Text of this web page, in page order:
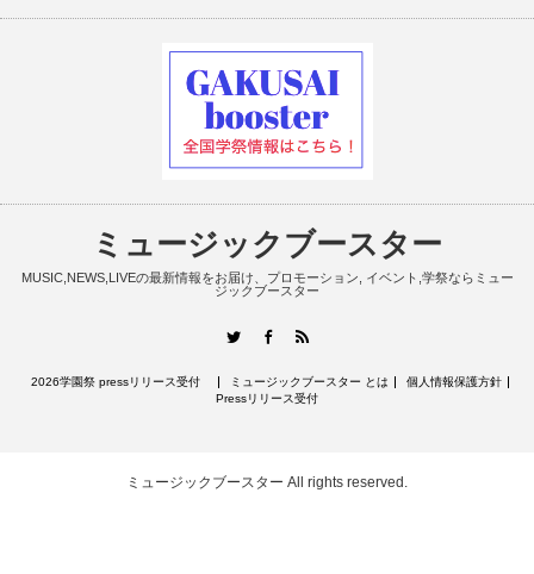
ミュージックブースター
MUSIC,NEWS,LIVEの最新情報をお届け、プロモーション, イベント,学祭ならミュー
ジックブースター
TwitterFacebook
2026学園祭 pressリリース受付 ミュージックブースター とは
個人情報保護方針
Pressリリース受付
ミュージックブースター All rights reserved.